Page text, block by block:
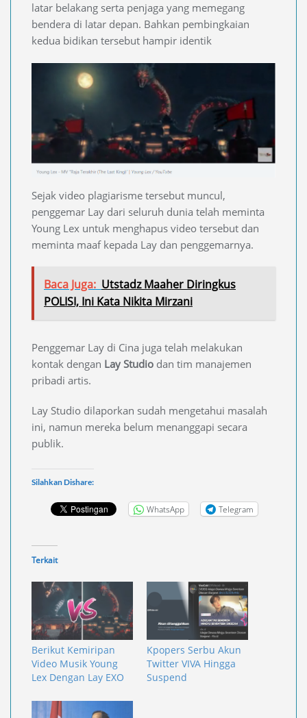
latar belakang serta penjaga yang memegang
bendera di latar depan. Bahkan pembingkaian
kedua bidikan tersebut hampir identik
Sejak video plagiarisme tersebut muncul,
penggemar Lay dari seluruh dunia telah meminta
Young Lex untuk menghapus video tersebut dan
meminta maaf kepada Lay dan penggemarnya.
Baca Juga: Utstadz Maaher Diringkus
POLISI, Ini Kata Nikita Mirzani
Penggemar Lay di Cina juga telah melakukan
kontak dengan Lay Studio dan tim manajemen
pribadi artis.
Lay Studio dilaporkan sudah mengetahui masalah
ini, namun mereka belum menanggapi secara
publik.
Silahkan Dishare:
WhatsApp Telegram
Terkait
Berikut Kemiripan
Video Musik Young
Lex Dengan Lay EXO
Kpopers Serbu Akun
Twitter VIVA Hingga
Suspend